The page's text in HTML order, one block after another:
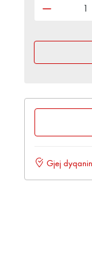
Gjej dyqanin